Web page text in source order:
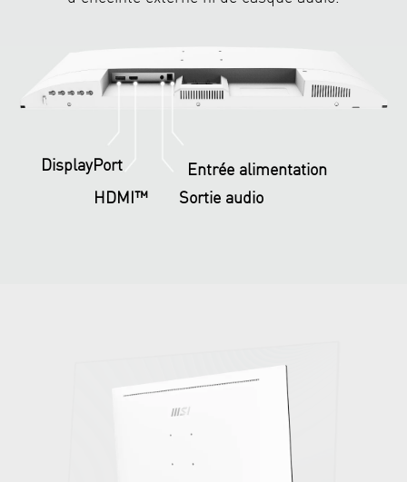
DisplayPort
HDMI™
Sortie audio
Entrée alimentation